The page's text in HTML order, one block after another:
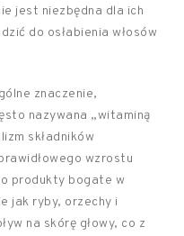
jest niezbędna dla ich
do osłabienia włosów
znaczenie,
nazywana „witaminą
składników
wzrostu
produkty bogate w
jak ryby, orzechy i
na skórę głowy, co z